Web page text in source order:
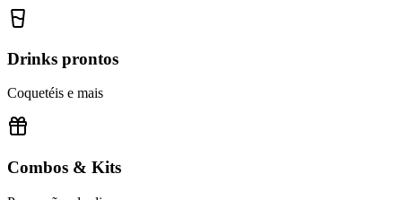
Drinks prontos
Coquetéis e mais
Combos & Kits